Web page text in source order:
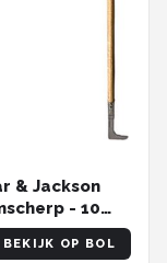
& Jackson
- 10
-
BEKIJK OP BOL